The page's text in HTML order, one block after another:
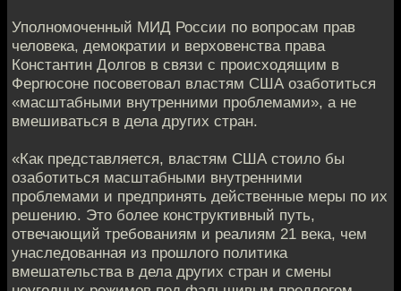
Уполномоченный МИД России по вопросам прав
человека, демократии и верховенства права
Константин Долгов в связи с происходящим в
Фергюсоне посоветовал властям США озаботиться
«масштабными внутренними проблемами», а не
вмешиваться в дела других стран.
«Как представляется, властям США стоило бы
озаботиться масштабными внутренними
проблемами и предпринять действенные меры по их
решению. Это более конструктивный путь,
отвечающий требованиям и реалиям 21 века, чем
унаследованная из прошлого политика
вмешательства в дела других стран и смены